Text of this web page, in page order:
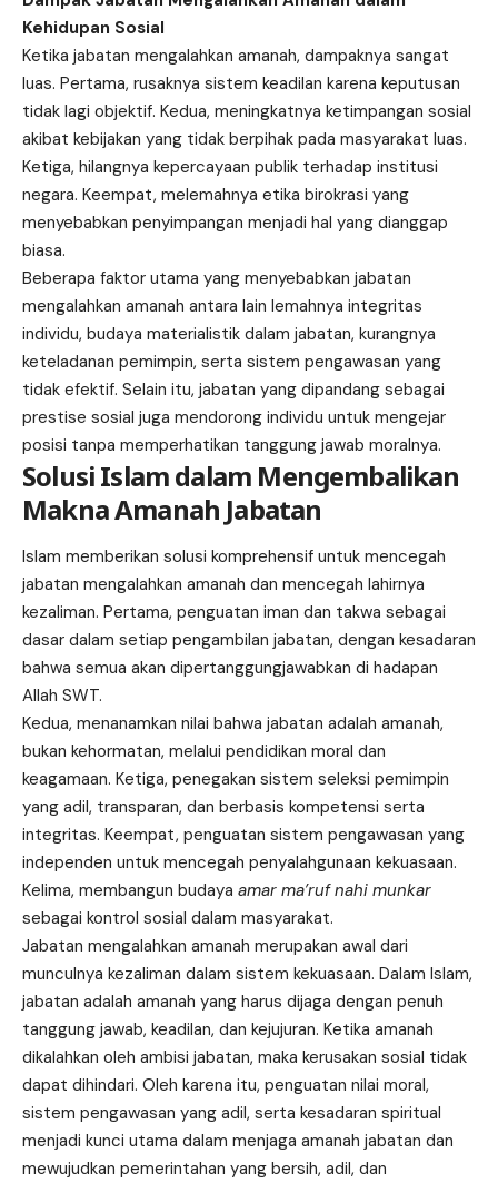
Kehidupan Sosial
Ketika jabatan mengalahkan amanah, dampaknya sangat
luas. Pertama, rusaknya sistem keadilan karena keputusan
tidak lagi objektif. Kedua, meningkatnya ketimpangan sosial
akibat kebijakan yang tidak berpihak pada masyarakat luas.
Ketiga, hilangnya kepercayaan publik terhadap institusi
negara. Keempat, melemahnya etika birokrasi yang
menyebabkan penyimpangan menjadi hal yang dianggap
biasa.
Beberapa faktor utama yang menyebabkan jabatan
mengalahkan amanah antara lain lemahnya integritas
individu, budaya materialistik dalam jabatan, kurangnya
keteladanan pemimpin, serta sistem pengawasan yang
tidak efektif. Selain itu, jabatan yang dipandang sebagai
prestise sosial juga mendorong individu untuk mengejar
posisi tanpa memperhatikan tanggung jawab moralnya.
Solusi Islam dalam Mengembalikan
Makna Amanah Jabatan
Islam memberikan solusi komprehensif untuk mencegah
jabatan mengalahkan amanah dan mencegah lahirnya
kezaliman. Pertama, penguatan iman dan takwa sebagai
dasar dalam setiap pengambilan jabatan, dengan kesadaran
bahwa semua akan dipertanggungjawabkan di hadapan
Allah SWT.
Kedua, menanamkan nilai bahwa jabatan adalah amanah,
bukan kehormatan, melalui pendidikan moral dan
keagamaan. Ketiga, penegakan sistem seleksi pemimpin
yang adil, transparan, dan berbasis kompetensi serta
integritas. Keempat, penguatan sistem pengawasan yang
independen untuk mencegah penyalahgunaan kekuasaan.
Kelima, membangun budaya amar ma’ruf nahi munkar
sebagai kontrol sosial dalam masyarakat.
Jabatan mengalahkan amanah merupakan awal dari
munculnya kezaliman dalam sistem kekuasaan. Dalam Islam,
jabatan adalah amanah yang harus dijaga dengan penuh
tanggung jawab, keadilan, dan kejujuran. Ketika amanah
dikalahkan oleh ambisi jabatan, maka kerusakan sosial tidak
dapat dihindari. Oleh karena itu, penguatan nilai moral,
sistem pengawasan yang adil, serta kesadaran spiritual
menjadi kunci utama dalam menjaga amanah jabatan dan
mewujudkan pemerintahan yang bersih, adil, dan